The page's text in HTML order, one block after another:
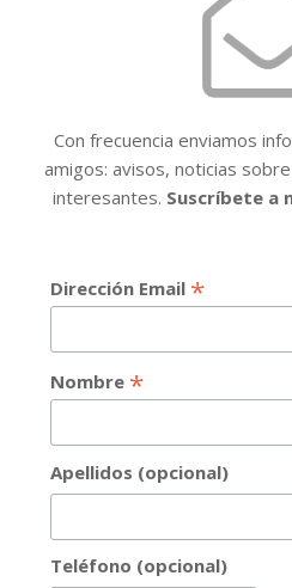
Con frecuencia enviamos
amigos: avisos, noticias
interesantes. Suscríbete a
Dirección Email *
Nombre *
Apellidos (opcional)
Teléfono (opcional)